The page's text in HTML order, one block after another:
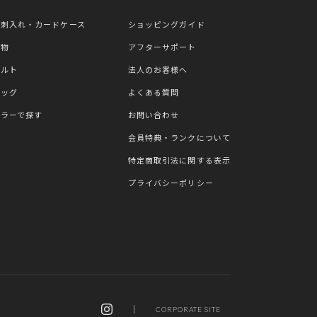
入れ・カードケース
ト
グ
ーで探す
ショッピングガイド
アフターサポート
法人のお客様へ
よくある質問
お問い合わせ
会員特典・ランクについて
特定商取引法に関する表示
プライバシーポリシー
CORPORATE SITE